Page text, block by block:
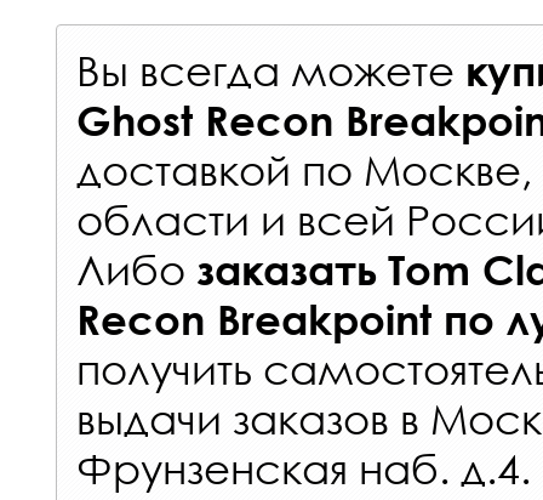
Вы всегда можете
Ghost Recon
доставкой по
области и всей
Либо заказать Tom
Recon Breakpoint по
получить
выдачи заказов в
Фрунзенская наб. д.4.